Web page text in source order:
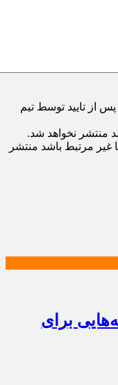
از تایید توسط تیم
منتشر نخواهد شد.
غیر مرتبط باشد منتشر
برای